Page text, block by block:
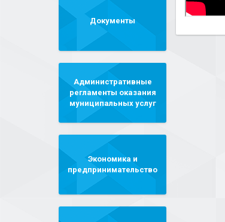
Документы
Административные
регламенты оказания
муниципальных услуг
Экономика и
предпринимательство